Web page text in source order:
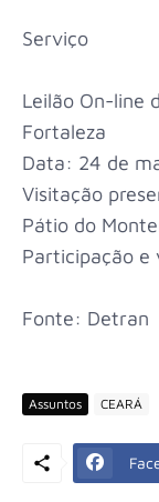
Serviço
Leilão On-line
Fortaleza
Data: 24 de
Visitação
Pátio do
Participação e
Fonte: Detran
Assuntos CEARÁ